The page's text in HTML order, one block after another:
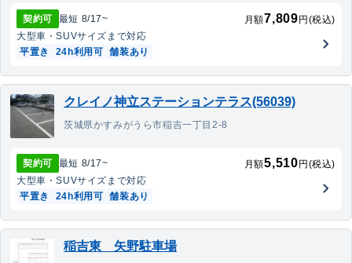
契約可 最短 8/17~ 月額7,809 円(税込)
大型車・SUVサイズまで対応
平置き
24h利用可 舗装あり
クレイノ神立ステーションテラス(56039)
茨城県かすみがうら市稲吉一丁目2-8
契約可 最短 8/17~ 月額5,510 円(税込)
大型車・SUVサイズまで対応
平置き
24h利用可 舗装あり
稲吉東 矢野駐車場